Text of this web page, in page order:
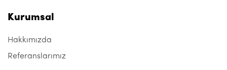
Kurumsal
Hakkımızda
Referanslarımız